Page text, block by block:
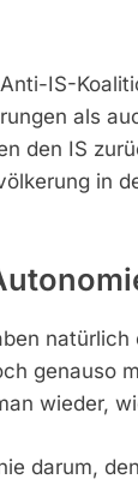
IS-
als
den IS
in
genauso
wieder,
darum,